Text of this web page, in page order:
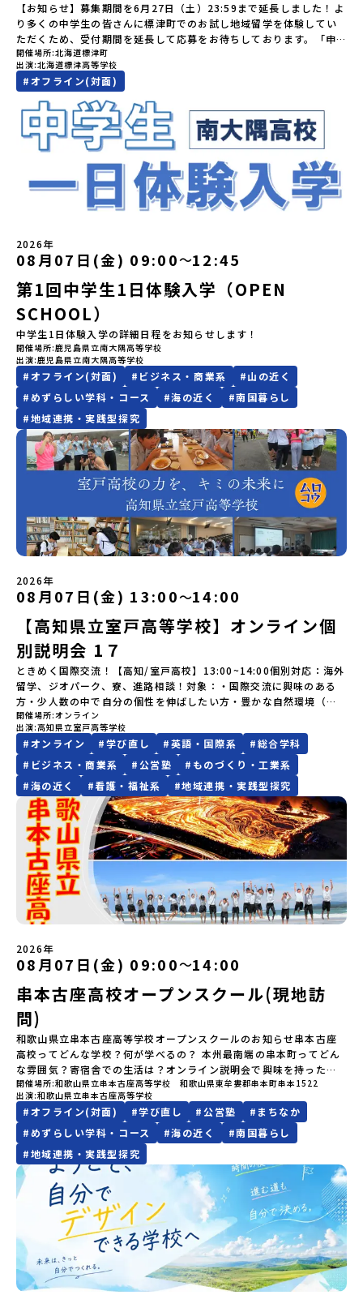
詳細なアレルギー対応希望にはお応えしかねる場合がございます。
対応が必要な場合は必ず事前にご相談ください。・参加取消や急遽
参加できなくなった場合について参加決定後の参加お取り消しはご
遠慮下さい。やむを得ないお取り消しの場合はお早めに事務局まで
ご連絡ください。・キャンセルポリシーやむを得ない参加お取り消
しの場合、以下のルールに沿って対応させていただきます。ご了承
ください。プログラム開催日の前日＜7月17日＞から、【キャンセル
のご連絡日：お支払いいただく旅行代金】・21日目にあたる日以
前：無料・20日目-8日目：20％・7日目-2日目：30％・プログラム
開始日の前日：40％・プログラム開始日当日：50％・ご連絡無しで
の不参加またはプログラム開始後の解除：100％・催行中止について
天候などの状況等によって開催を見合わせる可能性があります。そ
の場合は原則、開催日1週間前までにご連絡いたします。又、最少催
行人数に達しなかった場合は、開催日3週間前までに催行中止の旨を
ご質問についてはこちらをご確認ください。運営団体について＜プ
ログラム主催：一般財団法人地域・教育魅力化プラットフォーム＞
「意志ある若者にあふれる持続可能な地域・社会をつくる」という
ビジョンを掲げ、2017年3月に島根県に設立した教育事業団体で
す。日本全国約200の高校と連携しながら、中学卒業後に地域の枠を
越えて生徒一人ひとりの夢や価値観に合った地域・学校で1〜3年間
過ごすことができるシステム「地域みらい留学」をはじめとした、
教育事業や地域活性モデルをつくり続けています。名 称：一般財
団法人地域・教育魅力化プラットフォーム設 立：2017年3月代表
者：岩本 悠所在地：〒690-0842 島根県松江市東本町二丁目25-6
みらいBASE2階 その他所在地公式HP：http://c-platform.or.jp/
お問い合わせ先担当：小川・小原E-mail：info@miratabi.jp「お
ためし地域留学体験」のプログラム開催情報を公式LINEにて配信
中！ぜひご登録ください♪地域みらい留学公式LINE
る]YouTube：https://youtu.be/Yt8nd04aNgA?
si=e5erbspvwz5O8_uF 【STEP 2】大樹町プログラム説明会〜
「大樹町」の内容を具体的に深掘りしたい方へ〜全体説明を聞いた
うえで、「大樹町では具体的に何をするの？」「どんな町なの？」
という疑問にお答えする説明会です。大樹町ならではの豊かな文化
や、2泊3日のプログラムの中身をたっぷりとお伝えします。日
時： 5月13日(水) 19：00〜19：40内 容： 大樹町ってどんなとこ
ろ？プログラム詳細解説、質疑応答お申し込み：https://c-
mirai.jp/events/002112お気軽にどうぞ！「はじめての一人旅だ
けど大丈夫？」「どんな体験ができるの？」そんな保護者様の不安
や、中学生のみなさんの素朴な疑問にスタッフが直接お答えしま
す。チャットでの質問も可能ですので、ぜひご自宅からリラックス
してご参加ください。▼お申し込み前に必ずご確認ください・参加
規約への同意プログラムへの参加申し込みいただく前に、「お申し
い。・抽選による参加者決定についてお申込みいただいた方の中か
ら抽選の上、締め切り日から1週間を目途に、お申し込み時に記入い
ただいたメールアドレス宛に「当選／落選メール」をお送りいたし
ます。当選者は、メールに記載された「当選確認フォーム」に３日
ていただきます。当選確認フォームの期日までにご回答いただけな
い場合は、当選を取り消しとさせていただきます。当選取り消しが
あった場合は、繰り上げ当選者へご連絡させていただきます。登録
メールアドレスの変更をご希望の場合は下記の地域みらい留学公式
LINEよりご連絡をお願いします。※受信制限設定をしていると、通
知メールをお受け取りいただけません。その場合は、
「@miratabi.jp」からのメールを受信できるよう設定をお願いいた
します。※結果に関する個別のお問合せにはお答えしておりません
ので、ご了承ください。・お申し込みについてお申込はお一人様1回
限りです。PC・スマートフォンからお申込ください。申込後の内容
変更はできません。お申込時は、メールアドレスの入力間違いにご
注意ください。・宿泊について１室に複数(同性2～4名程度)で宿泊
いただく予定です。・食事アレルギー対応について個別の詳細なア
レルギー対応希望にはお応えしかねる場合がございます。対応が必
要な場合は必ず事前にご相談ください。・参加取消や急遽参加でき
なくなった場合について参加決定後の参加お取り消しはご遠慮下さ
ださい。・キャンセルポリシーやむを得ない参加お取り消しの場
合、以下のルールに沿って対応させていただきます。ご了承くださ
絡日：お支払いいただく旅行代金】・21日目にあたる日以前：無
料・20日目-8日目：20％・7日目-2日目：30％・プログラム開始日
の前日：40％・プログラム開始日当日：50％・ご連絡無しでの不参
加またはプログラム開始後の解除：100％・催行中止について天候な
どの状況等によって開催を見合わせる可能性があります。その場合
は原則、開催日1週間前までにご連絡いたします。又、最少催行人数
に達しなかった場合は、開催日3週間前までに催行中止の旨をメール
にてご連絡いたします。・よくあるご質問その他、よくあるご質問
についてはこちらをご確認ください。運営団体について＜プログラ
ム主催：一般財団法人地域・教育魅力化プラットフォーム＞「意志
ある若者にあふれる持続可能な地域・社会をつくる」というビジョ
ンを掲げ、2017年3月に島根県に設立した教育事業団体です。日本
全国約200の高校と連携しながら、中学卒業後に地域の枠を越えて生
徒一人ひとりの夢や価値観に合った地域・学校で1〜3年間過ごすこ
とができるシステム「地域みらい留学」をはじめとした、教育事業
や地域活性モデルをつくり続けています。名 称：一般財団法人地
域・教育魅力化プラットフォーム設 立：2017年3月代表者：岩本
悠所在地：〒690-0842 島根県松江市東本町二丁目25-6 みらい
BASE2階 その他所在地公式HP：http://c-platform.or.jp/お問い
合わせ先担当：小川・小原E-mail：info@miratabi.jp「おためし
ご登録ください♪地域みらい留学公式LINE
す。【申し込み受付期間】6月1日(月)12：00 から 6月15日(月)
12：00まで疑問も不安もワクワクに変える！「おためし地域留学」
ステップアップ説明会プログラムの内容を詳しく知りたい方や、お
申し込みを迷われている方向けにZoomでのオンライン配信を行い
ます。知りたい情報のレベルに合わせて、以下の2つのステップをご
活用ください。【STEP 1】全体オンライン説明会（アーカイブ動画
を公開中！）〜まずは「おためし地域留学」を知りたい方へ〜日本
全国20以上の地域から選んで参加できる「おためし地域留学」の全
体像や魅力について、説明会を開催しました。中学生一人での参加
にあたり、保護者様が特に気になる「安全面」や「事務局のサポー
ト体制」についても詳しく解説しています。ぜひ、ご自宅からお気
軽にご視聴ください。🎬 [アーカイブ動画を視聴する]YouTube：
https://youtu.be/Yt8nd04aNgA?si=e5erbspvwz5O8_uF
【STEP 2】出水市・出水工業高校プログラム説明会〜「出水市・出
たうえで、「出水市では具体的に何をするの？」「どんな町な
の？」という疑問にお答えする説明会です。出水市ならではの豊か
な文化や、2泊3日のプログラムの中身をたっぷりとお伝えします。
日 時： 6月9日日(水)19:00-19:45内 容： 出水市ってどんなとこ
ろ？プログラム詳細解説、質疑応答お申し込み：https://c-
mirai.jp/events/091247お気軽にどうぞ！「はじめての一人旅だ
けど大丈夫？」「どんな体験ができるの？」そんな保護者様の不安
や、中学生のみなさんの素朴な疑問にスタッフが直接お答えしま
す。チャットでの質問も可能ですので、ぜひご自宅からリラックス
してご参加ください。▼お申し込み前に必ずご確認ください・参加
規約への同意プログラムへの参加申し込みいただく前に、「お申し
込みに関する各規約」への同意が必須となります。ご確認くださ
い。・抽選による参加者決定についてお申込みいただいた方の中か
ら抽選の上、締め切り日から1週間を目途に、お申し込み時に記入い
ただいたメールアドレス宛に「当選／落選メール」をお送りいたし
ます。当選者は、メールに記載された「当選確認フォーム」に3日以
内に回答いただき、確認フォームの提出をもって参加確定とさせて
いただきます。当選確認フォームの期日までにご回答いただけない
場合は、当選を取り消しとさせていただきます。当選取り消しがあ
った場合は、繰り上げ当選者へご連絡させていただきます。登録メ
ールアドレスの変更をご希望の場合は下記の地域みらい留学公式
知メールをお受け取りいただけません。その場合は、
「@miratabi.jp」からのメールを受信できるよう設定をお願いいた
します。※結果に関する個別のお問合せにはお答えしておりません
ので、ご了承ください。・お申し込みについてお申込はお一人様1回
限りです。PC・スマートフォンからお申込ください。申込後の内容
変更はできません。お申込時は、メールアドレスの入力間違いにご
注意ください。・宿泊について１室に複数(同性2～4名程度)で宿泊
いただく予定です。・食事アレルギー対応について個別の詳細なア
レルギー対応希望にはお応えしかねる場合がございます。対応が必
要な場合は必ず事前にご相談ください。・参加取消や急遽参加でき
なくなった場合について参加決定後の参加お取り消しはご遠慮下さ
い。やむを得ないお取り消しの場合はお早めに事務局までご連絡く
ださい。・キャンセルポリシーやむを得ない参加お取り消しの場
合、以下のルールに沿って対応させていただきます。ご了承くださ
い。プログラム開催日の前日＜8月2日＞から、【キャンセルのご連
絡日：お支払いいただく旅行代金】・21日目にあたる日以前：無
料・20日目-8日目：20％・7日目-2日目：30％・プログラム開始日
の前日：40％・プログラム開始日当日：50％・ご連絡無しでの不参
加またはプログラム開始後の解除：100％・催行中止について天候な
どの状況等によって開催を見合わせる可能性があります。その場合
は原則、開催日1週間前までにご連絡いたします。又、最少催行人数
に達しなかった場合は、開催日3週間前までに催行中止の旨をメール
にてご連絡いたします。・よくあるご質問その他、よくあるご質問
ム主催：一般財団法人地域・教育魅力化プラットフォーム＞「意志
ある若者にあふれる持続可能な地域・社会をつくる」というビジョ
ンを掲げ、2017年3月に島根県に設立した教育事業団体です。日本
全国約200の高校と連携しながら、中学卒業後に地域の枠を越えて生
徒一人ひとりの夢や価値観に合った地域・学校で1〜3年間過ごすこ
とができるシステム「地域みらい留学」をはじめとした、教育事業
や地域活性モデルをつくり続けています。名 称：一般財団法人地
域・教育魅力化プラットフォーム設 立：2017年3月代表者：岩本
悠所在地：〒690-0842 島根県松江市東本町二丁目25-6 みらい
BASE2階公式HP：http://c-platform.or.jp/お問い合わせ先担
当：小川・小原E-mail：info@miratabi.jp「おためし地域留学体
験」のプログラム開催情報を公式LINEにて配信中！ぜひご登録くだ
さい♪地域みらい留学公式LINE
出す挑戦をしてきた町です。今回のプログラムでは、この松川地熱
発電所から吹き出す地熱蒸気を使った「アート体験」をすることが
できます。世界でここだけ！地球のチカラを使った幻想的なグラデ
ーションのアートづくりをぜひ体験してみてください！さらに八幡
平市は自然（山）の恵みを生かした料理がとても美味しい地域で
す。みなさんの地元の味とは違う「岩手の郷土料理」を味わって楽
しんでください🎵今回はこの大自然や文化が魅力的な八幡平市で、
日本全国から集まる中学生や「平舘（たいらだて）高校」の高校生
と一緒にさまざまなアクティビティを体験していただきます。他に
はないスペシャルな魅力がギュッと詰まった岩手県八幡平市で五感
を使いながら、まちの魅力を一緒に探究してみませんか？地域と一
体になり「開拓者精神」を育む！「平舘（たいらだて）高校」と
は？今回のプログラムを一緒に過ごしてくれる高校生は「平舘（た
いらだて）高校」の生徒たち。この高校の特徴は「地域と一体にな
自身が「探究プロジェクト」を企画し取り組むユニークな高校で
す。机の上で勉強するだけではない、実践的な探究やフィールドワ
ークを楽しむことができます。今回は、そんなエネルギッシュに活
躍する高校生と一緒に交流したり対話をしながら、町の文化・料理
を楽しみ、高校での活動のイメージをもつことができる絶好の機
会！この地域でしか味わえない豊かな体験をぜひ楽しんでください
🎵体験のおすすめポイント体験プログラム内容（予定）＜1日目＞
（PM）「オリエンテーション」「地熱染色・発電所見学」 -八幡
平市の自然を知る -地球のチカラを使ったアートづくり「ペンショ
ンで夕食」「1日目の振り返り」「星空観察」※希望者＜2日目＞
（AM）「平舘（たいらだて）高校見学」 -高校生活をイメージし
よう「郷土料理・BBQ」 -高校生・地元の方と交流を深める
（PM）「“八幡平市”体感ワークショップ」 -あけびづるで表札づく
なで振り返り対話＜3日目＞（AM）「大更駅複合施設の見学」「振
り返りワークショップ」 -個人での振り返り -グループでの振り
返り「お土産・昼食」（PM） 解散 ※天候の状況や参加人数によっ
てプログラムを変更する場合がございます。参加概要【開催場所】
岩手県八幡平市【実施日程】8月3日（月）〜8月5日（水）※参加が
確定した方には7月9日(木) 18:30～20：00に 「参加者向け事前オ
ンラインセッション」をご案内する予定です。【集合場所・時間】
盛岡駅 8月3日(月)12:00 集合【解散場所・時間】盛岡駅 8月5日(水)
14:30 解散【対象】中学2年生、中学3年生【宿泊先】ペンションき
らく※1室に複数(同性2～4名程度)で宿泊いただく予定です。【旅行
代金】無料※旅行代金に含まれる費用のうち、以下の内容が無料と
なります：・宿泊費（2泊分）・プログラム内のアクティビティ・体
験費用・一部の食事代*以下の費用は参加者のご負担となります・集
合場所までの往復交通費・お土産代や自由時間の個人飲食費などの
個人的費用【募集人数】最大10名（お申し込み多数の場合は抽選の
上決定）【参加者決定】お申し込み多数の場合は、締め切り後1週間
を目途に当落結果をご連絡いたします。【申し込み締切】6月8日
(月)12：00 から 6月22日(月) 12：00まで疑問も不安もワクワクに
変える！「おためし地域留学」ステップアップ説明会プログラムの
内容を詳しく知りたい方や、お申し込みを迷われている方向けに
Zoomでのオンライン配信を行います。知りたい情報のレベルに合
わせて、以下の2つのステップをご活用ください。【STEP 1】全体
オンライン説明会（アーカイブ動画を公開中！）〜まずは「おため
し地域留学」を知りたい方へ〜日本全国20以上の地域から選んで参
加できる「おためし地域留学」の全体像や魅力について、説明会を
開催しました。中学生一人での参加にあたり、保護者様が特に気に
なる「安全面」や「事務局のサポート体制」についても詳しく解説
しています。ぜひ、ご自宅からお気軽にご視聴ください。🎬 [アーカ
イブ動画を視聴する]YouTube：
https://youtu.be/Yt8nd04aNgA?si=e5erbspvwz5O8_uF
【STEP 2】プログラム説明会〜「八幡平市」の内容をもっと知りし
たい方へ〜全体説明を聞いたうえで、「プログラムで何をする
の？」「どんなまちなの？」という疑問にお答えする詳細配信で
す。2泊3日のプログラムの中身をお伝えします。日時：6月10日(水)
19：00〜20：00内容：どんなところ？プログラム詳細解説、質疑
応答紹介地域：鹿児島県出水市・出水工業高校/北海道標津町/岩手
県八幡平市/愛媛県鬼北町＊4つの地域のプログラムを1時間でぎゅっ
とお届けします。お申し込み：https://c-
mirai.jp/events/064069お気軽にどうぞ！「はじめての一人旅だ
けど大丈夫？」「どんな体験ができるの？」そんな保護者様の不安
や、中学生のみなさんの素朴な疑問にスタッフが直接お答えしま
す。チャットでの質問も可能ですので、ぜひご自宅からリラックス
してご参加ください。▼お申し込み前に必ずご確認ください・参加
規約への同意プログラムへの参加申し込みいただく前に、「お申し
込みに関する各規約」への同意が必須となります。ご確認くださ
い。・抽選による参加者決定についてお申込みいただいた方の中か
ら抽選の上、締め切り日から1週間を目途に、お申し込み時に記入い
ただいたメールアドレス宛に「当選／落選メール」をお送りいたし
ます。当選者は、メールに記載された「当選確認フォーム」に３日
以内に回答いただき、確認フォームの提出をもって参加確定とさせ
ていただきます。当選確認フォームの期日までにご回答いただけな
い場合は、当選を取り消しとさせていただきます。当選取り消しが
あった場合は、繰り上げ当選者へご連絡させていただきます。登録
メールアドレスの変更をご希望の場合は下記の地域みらい留学公式
【お知らせ】募集期間を6月27日（土）23:59まで延長しました！よ
り多くの中学生の皆さんに標津町でのお試し地域留学を体験してい
ただくため、受付期間を延長して応募をお待ちしております。「申
し込みのタイミングを逃してしまった」という方も、この機会にぜ
ひ一歩踏み出してみませんか？※都合により締め切りを早める場合
がございます。お早目にご応募ください！-------奨学金のお知らせ-
------＼返還不要・3年間最大72万／💡北海道の高校留学に【毎月2
万円】の給付型奨学金～夢に向かって一歩踏み出す、あなたの未来
を応援！～ 詳細・条件はこちらから-----------------------------
----＜体験費・宿泊費が無料！＞一万年前から続く自然と人の暮らし
が今も残る町！広大な自然と生き物とともに生きる豊かさに触れ、
まちの暮らしを一緒に体験してみませんか？「地元以外の地域の暮
らしが気になる。いつか留学してみたい！」「大自然と生き物が好
き！興味がある！」「自分の進学や将来の可能性をもっとひらきた
験」は、日本全国約200の高校と連携し、地域の枠を超えて学校生活
を送る「地域みらい留学」をプチ体験できるプログラムです。はじ
めてのひとり旅でも安心！現地でもスタッフがしっかりとサポート
いたします。今回のフィールドは「北海道 標津町（しべつちょ
う）」北海道の東に位置する標津町（しべつちょう）は人口 約
4,600人の町。東の水平線の奥に見えるのは北方領土の国後島（くな
しりとう）、西には世界遺産に認定されている秘境・知床半島（し
れとこはんとう）、鶴や白鳥など珍しい野鳥の宝庫である野付半島
（のつけはんとう）をながめることができ、ミルクの里の牧草地が
広がる牛の酪農（らくのう）もさかんで、海と緑と川の自然と生き
物が豊かな町です！標津町はさらに「鮭（さけ）の聖地」としても
有名。江戸時代には将軍家にも贈られたほどで、今では「日本遺
産」に登録されています。一万年前から続く伝統的な「鮭」の産業
とともに人々の豊かな暮らしがあります。一万年前の縄文時代か
ら、人々の間で大切に守り受け継がれ、厳しい大自然と向き合い、
山・海・川がもたらす恵みに深く感謝しながら生きていく姿勢は今
も息づく「命の循環」です。日本遺産にも認定されている「サケ」
の伝統産業や、雄大な知床の裾野で命を育む酪農の歴史など、自然
の営みの一部として共生してきた風土が存在します。標津高校で
は、地域と連携して「食」を考える「フードデザイン」の授業がお
すすめの一つです。生徒たちが地元の素材を活かしたメニュー開発
を提供しています。地域のイベントにも出展して広く地元の方へ届
ける活動を行っています。今回のプログラムでは、この取り組みを
行う高校生たちと一緒に夕食づくりを体験。地域の食文化と向き合
っている先輩から直接話を聞くことができます🎵先輩たちとの交流
は、きっと「未来へのヒント」が見つかるきっかけになります。そ
んな他にはないスペシャルな魅力がギュッと詰まった北海道標津町
でアクティビティをしたり、五感で感じるフィールドワークをしな
がら「雄大な自然と生き物」「伝統的な産業と人々の暮らし」の魅
力に触れ一緒に探求しませんか？体験のおすすめポイント体験プロ
グラム内容（予定）＜１日目＞（PM）「オリエンテーション・自己
紹介ワーク」「サーモン科学館見学」 -「鮭の聖地・しべつ」の歴
史や成り立ちを知る「夕食」 -高校生も一緒にみんなで夕食「1日
目の振り返り会」＜2日目＞（AM）「 ポー川史跡公園散策または渓
流釣り体験」 -1万年前の縄文文化に触れる -渓流釣りで自然を満
喫（PM）「地引網体験」 -地元の方との交流「自由時間：海の公
園で高校生とあそぶ！かたる！」 -高校生との交流「みんなで
BBQ・花火大会」 -さらにまちの人たちと交流＜3日目＞（AM）
「3日間の振り返りワーク」 -みんなで振り返り対話（PM） 13：
00 解散 (中標津空港 13：30頃到着)※14：50 中標津空港発 (羽田
空港16：45着)便を利用する想定※天候の状況や参加人数によってプ
ログラムを変更する場合がございます。参加概要【開催場所】北海
道標津町【実施日程】8月4日（火）〜 8月6日（木）※参加が確定し
た方には7月10日(金) 18：30～20：00に「参加者向け事前オンラ
場所・時間】中標津空港 8月4日(火) 14：30 集合【解散場所・時
間】中標津空港 8月6日(木) 13：30 解散【対象】中学2年生、中学3
年生【宿泊先】民宿 船長の家※1室に複数(同性2～4名程度)で宿泊
いただく予定です。【旅行代金】無料※旅行代金に含まれる費用の
うち、以下の内容が無料となります：・宿泊費（2泊分）・プログラ
ム内のアクティビティ・体験費用・一部の食事代*以下の費用は参加
者のご負担となります・集合場所までの往復交通費・お土産代や自
由時間の個人飲食費などの個人的費用【募集人数】最大10名（お申
し込み多数の場合は抽選の上決定）【参加者決定】お申し込み多数
の場合は、締め切り後1週間を目途に当落結果をご連絡いたします。
【申し込み受付期間】6月8日(月)12：00 から 6月22日(月) 12：00
まで疑問も不安もワクワクに変える！「おためし地域留学」ステッ
プアップ説明会プログラムの内容を詳しく知りたい方や、お申し込
みを迷われている方向けにZoomでのオンライン配信を行います。
知りたい情報のレベルに合わせて、以下の2つのステップをご活用く
ださい。【STEP 1】全体オンライン説明会（アーカイブ動画を公開
中！）〜まずは「おためし地域留学」を知りたい方へ〜日本全国20
以上の地域から選んで参加できる「おためし地域留学」の全体像や
魅力について、説明会を開催しました。中学生一人での参加にあた
り、保護者様が特に気になる「安全面」や「事務局のサポート体
制」についても詳しく解説しています。ぜひ、ご自宅からお気軽に
ご視聴ください。🎬 [アーカイブ動画を視聴する]YouTube：
https://youtu.be/Yt8nd04aNgA?si=e5erbspvwz5O8_uF
開催場所 北海道標津町
出演 北海道標津高等学校
#オフライン(対面)
2026年
08月07日(金) 09:00〜12:45
第1回中学生1日体験入学（OPEN
SCHOOL）
中学生1日体験入学の詳細日程をお知らせします！
開催場所 鹿児島県立南大隅高等学校
出演 鹿児島県立南大隅高等学校
#オフライン(対面) # ビジネス・商業系 #山の近く
#めずらしい学科・コース #海の近く #南国暮らし
#地域連携・実践型探究
2026年
08月07日(金) 13:00〜14:00
【高知県立室戸高等学校】オンライン個
別説明会 1７
ときめく国際交流！【高知/室戸高校】13:00~14:00個別対応：海外
留学、ジオパーク、寮、進路相談！対象：・国際交流に興味のある
方・少人数の中で自分の個性を伸ばしたい方・豊かな自然環境（ユ
ネスコ世界ジオパーク）で伸び伸びと学習したい方・自分の興味の
ある科目を選択したい方・ジオパークを活かした探究学習に興味の
ある方・多様な進路の中から、自分の進む道を決めたい方・女子硬
式野球への入部を考えている方説明会概要：室戸高校の概要を説明
いたします。その後、個別にわからないことや不安な点にお答えし
ます。
開催場所 オンライン
出演 高知県立室戸高等学校
#オンライン #学び直し #英語・国際系 #総合学科
# ビジネス・商業系 #公営塾 # ものづくり・工業系
#海の近く #看護・福祉系 #地域連携・実践型探究
2026年
08月07日(金) 09:00〜14:00
串本古座高校オープンスクール(現地訪
問)
和歌山県立串本古座高等学校オープンスクールのお知らせ串本古座
高校ってどんな学校？何が学べるの？ 本州最南端の串本町ってどん
な雰囲気？寄宿舎での生活は？オンライン説明会で興味を持った
方、まずは学校を見てみたい方、ぜひ串本古座高校のオープンスク
ールに参加してみませんか？学校の雰囲気や町の魅力を思いっきり
体感できるチャンスです！オープンスクールの内容：授業体験：実
際の授業を体験して、学びの楽しさを感じてください。クラブ体
験・見学：多彩なクラブ活動を体験・見学して、学校生活の一端を
知ることができます。寄宿舎見学：3年間の住まいとなる寄宿舎の様
子を見学できます。個別相談コーナー：進学や学校生活についての
疑問や不安を解消できます。少しの不安が、ワクワクに変わるはず
です。夏休みの1日を串本古座高校で過ごして、未来の自分を想像
（創造）してみませんか？皆様のご参加をお待ちしています！何か
質問があれば、どうぞお気軽にお問い合わせください。
開催場所 和歌山県立串本古座高等学校 和歌山県東牟婁郡串本町串本1522
出演 和歌山県立串本古座高等学校
#オフライン(対面) #学び直し #公営塾 # まちなか
#めずらしい学科・コース #海の近く #南国暮らし
#地域連携・実践型探究